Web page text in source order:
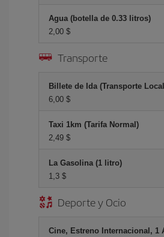
Agua (botella de 0.33 litros)
2,00 $
Transporte
Billete de Ida (Transporte
6,00 $
Taxi 1km (Tarifa Normal)
2,49 $
La Gasolina (1 litro)
1,3 $
Deporte y Ocio
Cine, Estreno Internacional, 1